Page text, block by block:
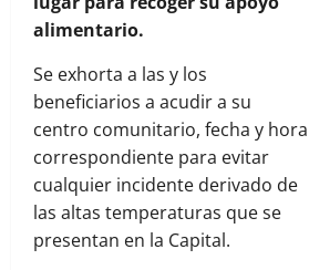
alimentario.
Se exhorta a las y los
beneficiarios a acudir a su
centro comunitario, fecha y hora
correspondiente para evitar
cualquier incidente derivado de
las altas temperaturas que se
presentan en la Capital.